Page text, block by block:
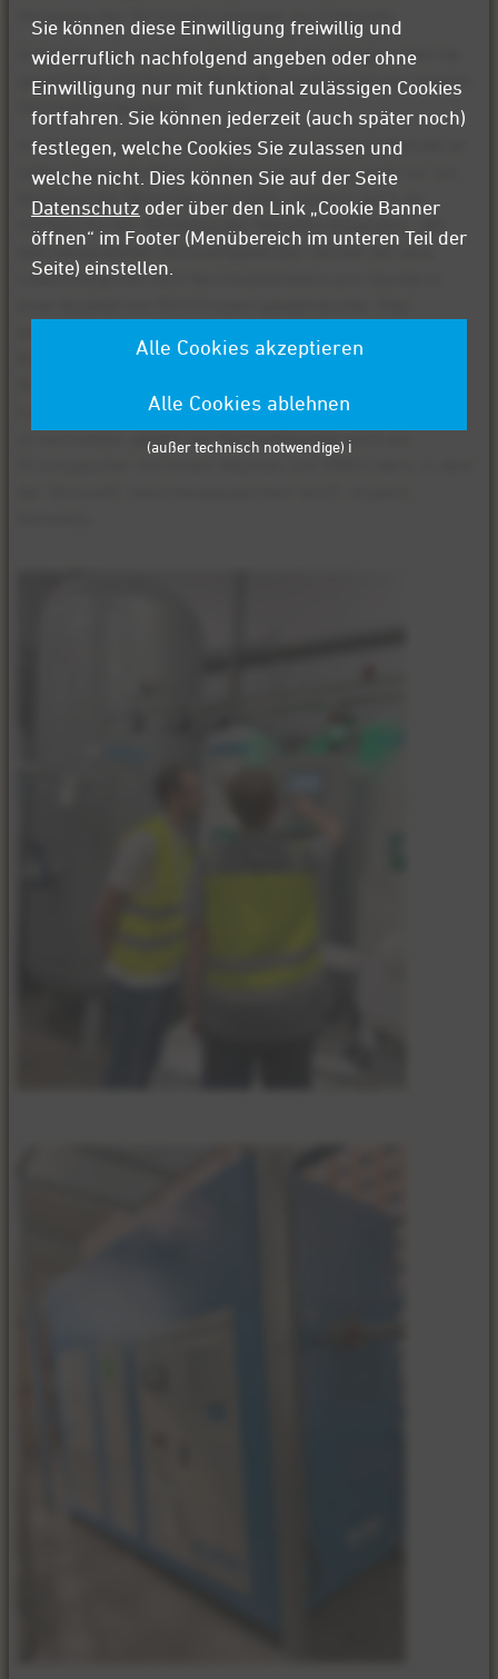
Innerhalb von nur 8 Monaten konnte die Anlage in Betrieb
genommen und Romina Mineralbrunnen erstmalig eigenen
Stickstoff produzieren.​
Im Sommer wird der Stickstoff im Vier-Schicht-Betrieb an
sieben Tagen die Woche selbst erzeugt und, nicht nur zur
Befüllung der Mineralwassertanks, sondern auch als
dem eingesetzten Stickstoffgenerator können wir eine
Liefermenge von 48,3 Normkubikmetern pro Stunde in
Komenda, verantwortlich für den Bereich Projektierung
Liefermenge jederzeit zu gewährleisten und Druckabfälle
zu vermeiden, gehört zur Stickstoffanlage auch ein
Sie können diese Einwilligung freiwillig und
widerruflich nachfolgend angeben oder ohne
Einwilligung nur mit funktional zulässigen Cookies
fortfahren. Sie können jederzeit (auch später noch)
festlegen, welche Cookies Sie zulassen und
welche nicht. Dies können Sie auf der Seite
Datenschutz oder über den Link „Cookie Banner
öffnen“ im Footer (Menübereich im unteren Teil der
Seite) einstellen.
Alle Cookies akzeptieren
Alle Cookies ablehnen
(außer technisch notwendige) ℹ️